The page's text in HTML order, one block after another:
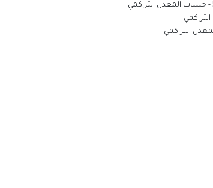
- حساب المعدل التراكمي
التراكمي